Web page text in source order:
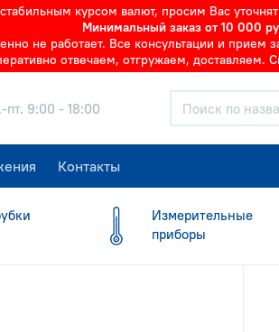
курсом валют, просим Вас
Минимальный заказ от 10 000
не работает. Все консультации и прием
отвечаем, отгружаем, доставляем.
пт. 9:00 - 18:00
Контакты
Измерительные
приборы